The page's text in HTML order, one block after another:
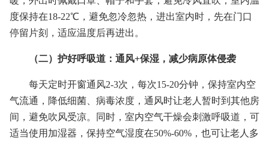
度保持在18-22℃，避免忽冷忽热，进出室内时，先在门口
停留片刻，适应温度后再进出。
（二）护好呼吸道：通风+保湿，减少病原体侵袭
每天定时开窗通风2-3次，每次15-20分钟，保持室内空
气流通，降低细菌、病毒浓度，通风时让老人暂时到其他房
间，避免吹风受凉。同时，室内空气干燥会刺激呼吸道，可
适当使用加湿器，保持空气湿度在50%-60%，也可让老人多